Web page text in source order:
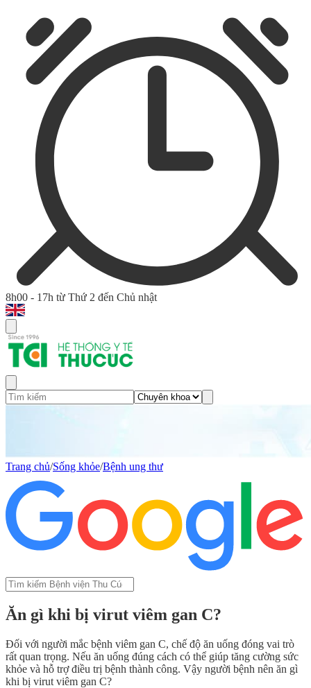
8h00 - 17h từ Thứ 2 đến Chủ nhật
Trang chủ/Sống khỏe/Bệnh ung thư
Ăn gì khi bị virut viêm gan C?
Đối với người mắc bệnh viêm gan C, chế độ ăn uống đóng vai trò
rất quan trọng. Nếu ăn uống đúng cách có thể giúp tăng cường sức
khỏe và hỗ trợ điều trị bệnh thành công. Vậy người bệnh nên ăn gì
khi bị virut viêm gan C?